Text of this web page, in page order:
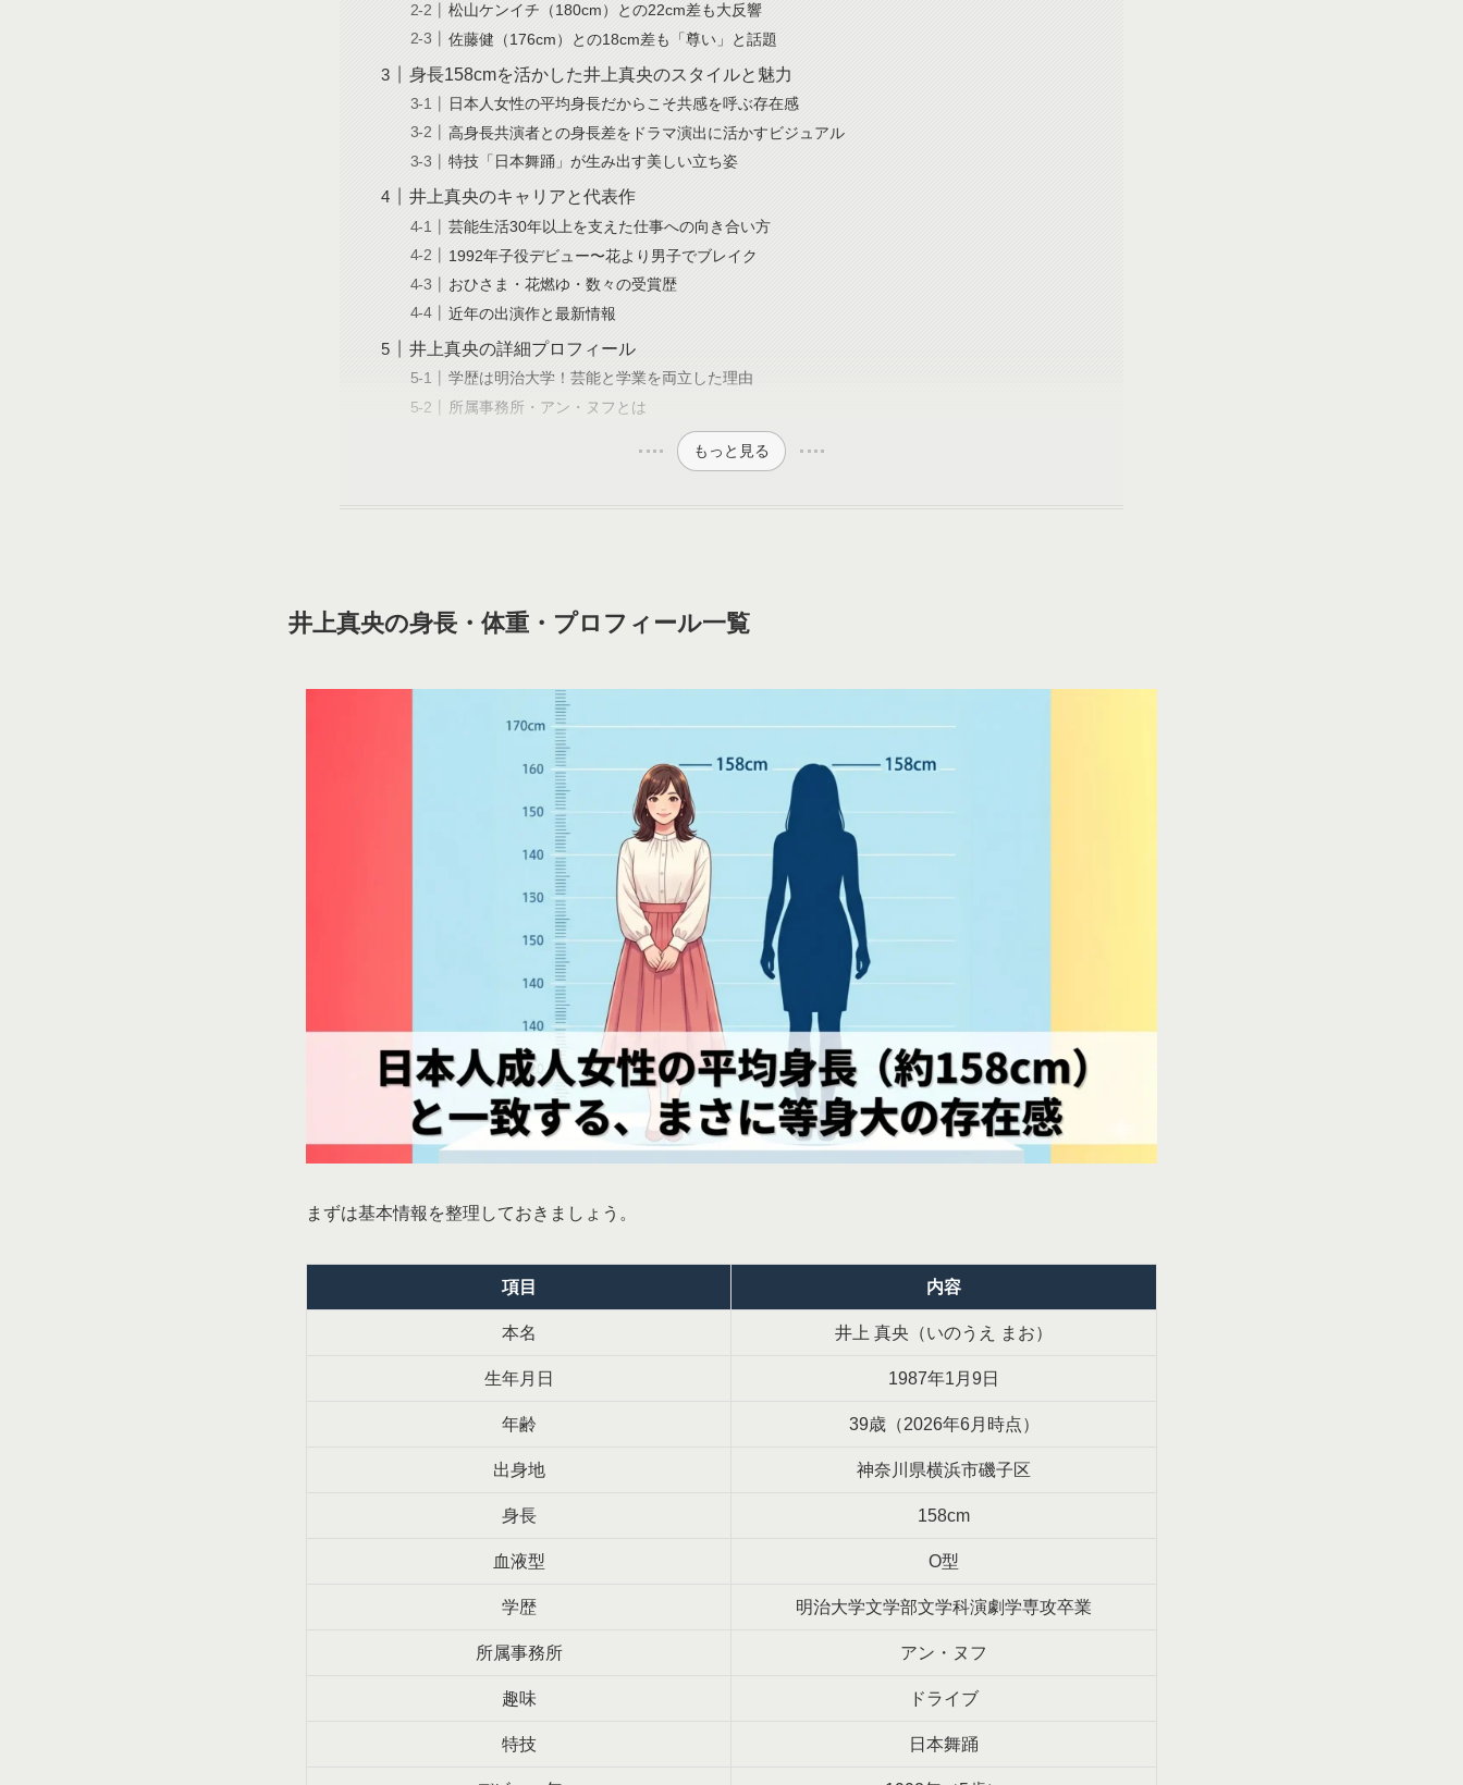
松山ケンイチ（180cm）との22cm差も大反響
佐藤健（176cm）との18cm差も「尊い」と話題
身長158cmを活かした井上真央のスタイルと魅力
日本人女性の平均身長だからこそ共感を呼ぶ存在感
高身長共演者との身長差をドラマ演出に活かすビジュアル
特技「日本舞踊」が生み出す美しい立ち姿
井上真央のキャリアと代表作
芸能生活30年以上を支えた仕事への向き合い方
1992年子役デビュー〜花より男子でブレイク
おひさま・花燃ゆ・数々の受賞歴
近年の出演作と最新情報
井上真央の詳細プロフィール
学歴は明治大学！芸能と学業を両立した理由
所属事務所・アン・ヌフとは
もっと見る
井上真央の身長・体重・プロフィール一覧
まずは基本情報を整理しておきましょう。
項目 内容
本名 井上 真央（いのうえ まお）
生年月日 1987年1月9日
年齢 39歳（2026年6月時点）
出身地 神奈川県横浜市磯子区
身長 158cm
血液型 O型
学歴 明治大学文学部文学科演劇学専攻卒業
所属事務所 アン・ヌフ
趣味 ドライブ
特技 日本舞踊